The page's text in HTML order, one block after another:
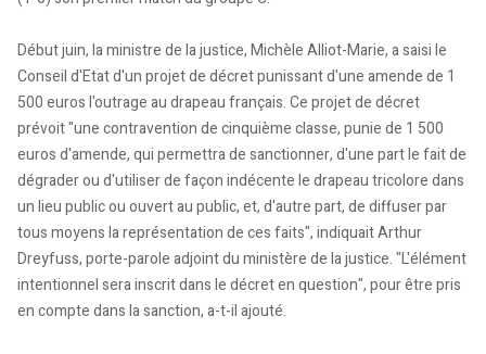
Début juin, la ministre de la justice, Michèle Alliot-Marie, a saisi le
Conseil d'Etat d'un projet de décret punissant d'une amende de 1
500 euros l'outrage au drapeau français. Ce projet de décret
prévoit "une contravention de cinquième classe, punie de 1 500
euros d'amende, qui permettra de sanctionner, d'une part le fait de
dégrader ou d'utiliser de façon indécente le drapeau tricolore dans
un lieu public ou ouvert au public, et, d'autre part, de diffuser par
tous moyens la représentation de ces faits", indiquait Arthur
Dreyfuss, porte-parole adjoint du ministère de la justice. "L'élément
intentionnel sera inscrit dans le décret en question", pour être pris
en compte dans la sanction, a-t-il ajouté.